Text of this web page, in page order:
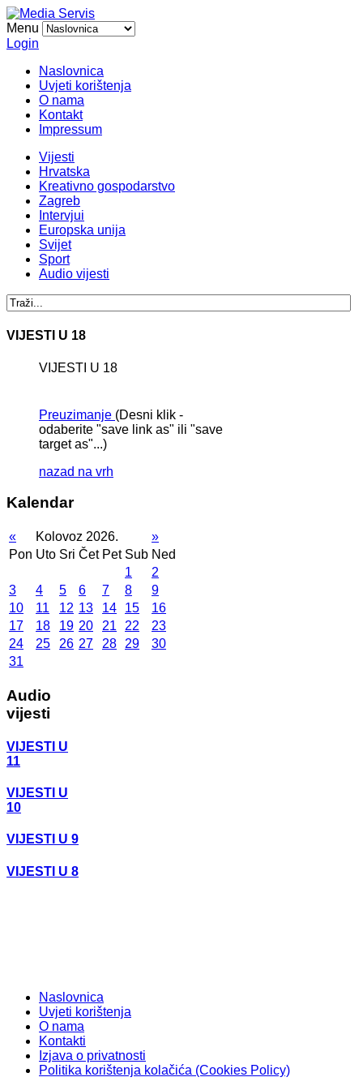
Menu
Login
Naslovnica
Uvjeti korištenja
O nama
Kontakt
Impressum
Vijesti
Hrvatska
Kreativno gospodarstvo
Zagreb
Intervjui
Europska unija
Svijet
Sport
Audio vijesti
VIJESTI U 18
VIJESTI U 18
Preuzimanje (Desni klik -
odaberite "save link as" ili "save
target as"...)
nazad na vrh
Kalendar
« Kolovoz 2026.
»
Pon Uto Sri Čet Pet Sub Ned
1
2
3
4 5 6 7 8
9
10
11 12 13 14 15
16
17
18 19 20 21 22
23
24
25 26 27 28 29
30
31
Audio
vijesti
VIJESTI U
11
VIJESTI U
10
VIJESTI U 9
VIJESTI U 8
Naslovnica
Uvjeti korištenja
O nama
Kontakti
Izjava o privatnosti
Politika korištenja kolačića (Cookies Policy)